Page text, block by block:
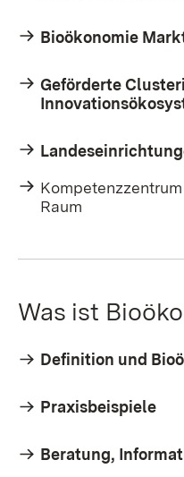
Bioökonomie
Geförderte
Raum
Was ist
Definition und
Praxisbeispiele
Beratung,